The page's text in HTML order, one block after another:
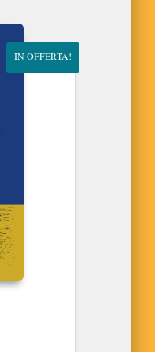
IN OFFERTA!